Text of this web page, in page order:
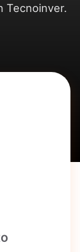
Tecnoinver.